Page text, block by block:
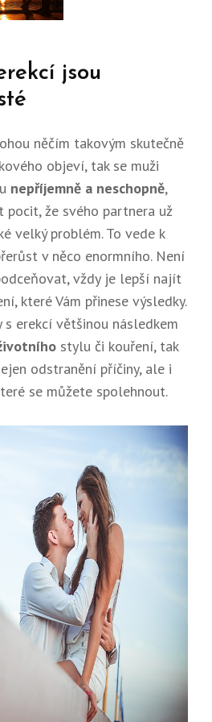
jsou
něčím takovým skutečně
objeví, tak se muži
nepříjemně a neschopně,
pocit, že svého partnera už
velký problém. To vede k
v něco enormního. Není
vždy je lepší najít
které Vám přinese výsledky.
erekcí většinou následkem
stylu či kouření, tak
odstranění příčiny, ale i
se můžete spolehnout.